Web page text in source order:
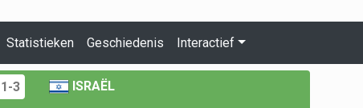
Statistieken Geschiedenis Interactief
1-3 ISRAËL